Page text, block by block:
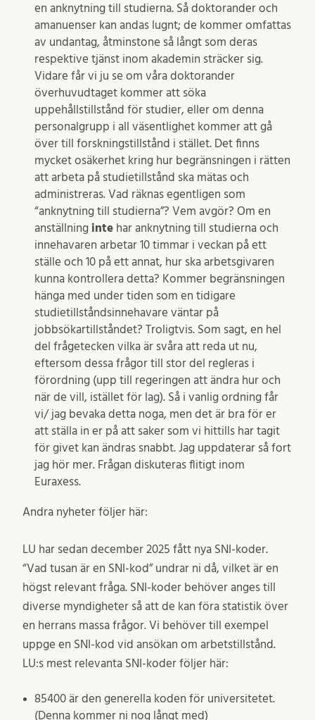
en anknytning till studierna. Så doktorander och
amanuenser kan andas lugnt; de kommer omfattas
av undantag, åtminstone så långt som deras
respektive tjänst inom akademin sträcker sig.
Vidare får vi ju se om våra doktorander
överhuvudtaget kommer att söka
uppehållstillstånd för studier, eller om denna
personalgrupp i all väsentlighet kommer att gå
över till forskningstillstånd i stället. Det finns
mycket osäkerhet kring hur begränsningen i rätten
att arbeta på studietillstånd ska mätas och
administreras. Vad räknas egentligen som
“anknytning till studierna”? Vem avgör? Om en
anställning inte har anknytning till studierna och
innehavaren arbetar 10 timmar i veckan på ett
ställe och 10 på ett annat, hur ska arbetsgivaren
kunna kontrollera detta? Kommer begränsningen
hänga med under tiden som en tidigare
studietillståndsinnehavare väntar på
jobbsökartillståndet? Troligtvis. Som sagt, en hel
del frågetecken vilka är svåra att reda ut nu,
eftersom dessa frågor till stor del regleras i
förordning (upp till regeringen att ändra hur och
när de vill, istället för lag). Så i vanlig ordning får
vi/ jag bevaka detta noga, men det är bra för er
att ställa in er på att saker som vi hittills har tagit
för givet kan ändras snabbt. Jag uppdaterar så fort
jag hör mer. Frågan diskuteras flitigt inom
Euraxess.
Andra nyheter följer här:
LU har sedan december 2025 fått nya SNI-koder.
“Vad tusan är en SNI-kod” undrar ni då, vilket är en
högst relevant fråga. SNI-koder behöver anges till
diverse myndigheter så att de kan föra statistik över
en herrans massa frågor. Vi behöver till exempel
uppge en SNI-kod vid ansökan om arbetstillstånd.
LU:s mest relevanta SNI-koder följer här:
85400 är den generella koden för universitetet.
(Denna kommer ni nog långt med)